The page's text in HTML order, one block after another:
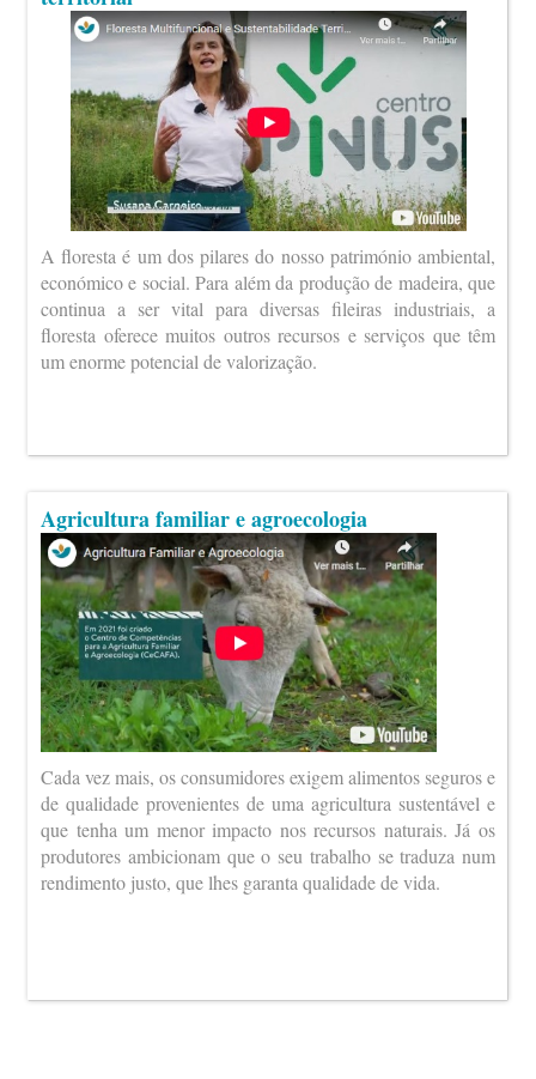
A floresta é um dos pilares do nosso património ambiental,
económico e social. Para além da produção de madeira, que
continua a ser vital para diversas fileiras industriais, a
floresta oferece muitos outros recursos e serviços que têm
um enorme potencial de valorização.
Agricultura familiar e agroecologia
Cada vez mais, os consumidores exigem alimentos seguros e
de qualidade provenientes de uma agricultura sustentável e
que tenha um menor impacto nos recursos naturais. Já os
produtores ambicionam que o seu trabalho se traduza num
rendimento justo, que lhes garanta qualidade de vida.